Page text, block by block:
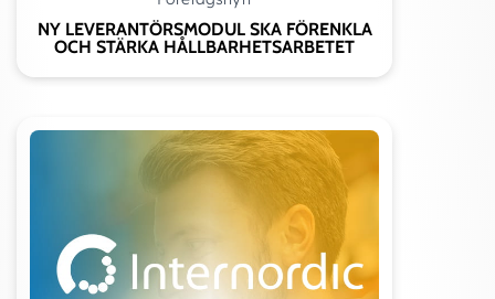
NY LEVERANTÖRSMODUL SKA FÖRENKLA
OCH STÄRKA HÅLLBARHETSARBETET